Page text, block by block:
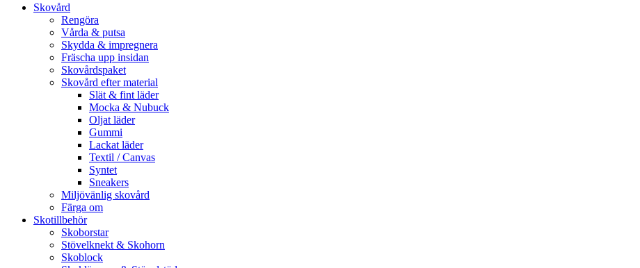
Skovård
Rengöra
Vårda & putsa
Skydda & impregnera
Fräscha upp insidan
Skovårdspaket
Skovård efter material
Slät & fint läder
Mocka & Nubuck
Oljat läder
Gummi
Lackat läder
Textil / Canvas
Syntet
Sneakers
Miljövänlig skovård
Färga om
Skotillbehör
Skoborstar
Stövelknekt & Skohorn
Skoblock